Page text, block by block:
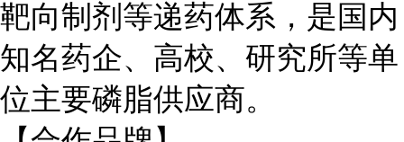
靶向制剂等递药体系，是国内
知名药企、高校、研究所等单
位主要磷脂供应商。